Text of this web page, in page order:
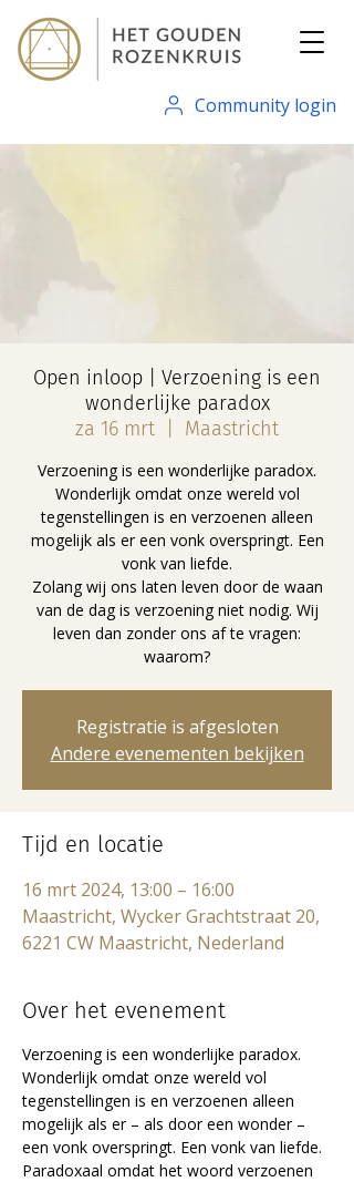
Community login
Open inloop | Verzoening is een
wonderlijke paradox
za 16 mrt
Maastricht
Verzoening is een wonderlijke paradox.
Wonderlijk omdat onze wereld vol
tegenstellingen is en verzoenen alleen
mogelijk als er een vonk overspringt. Een
vonk van liefde.
Zolang wij ons laten leven door de waan
van de dag is verzoening niet nodig. Wij
leven dan zonder ons af te vragen:
waarom?
Registratie is afgesloten
Andere evenementen bekijken
Tijd en locatie
16 mrt 2024, 13:00 – 16:00
Maastricht, Wycker Grachtstraat 20,
6221 CW Maastricht, Nederland
Over het evenement
Verzoening is een wonderlijke paradox.
Wonderlijk omdat onze wereld vol
tegenstellingen is en verzoenen alleen
mogelijk als er – als door een wonder –
een vonk overspringt. Een vonk van liefde.
Paradoxaal omdat het woord verzoenen